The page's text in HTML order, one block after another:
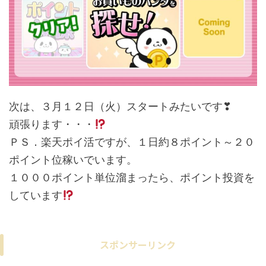
次は、３月１２日（火）スタートみたいです❣
頑張ります・・・
ＰＳ．楽天ポイ活ですが、１日約８ポイント～２０
ポイント位稼いでいます。
１０００ポイント単位溜まったら、ポイント投資を
しています
スポンサーリンク